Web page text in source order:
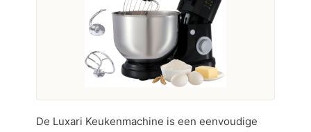
De Luxari Keukenmachine is een eenvoudige